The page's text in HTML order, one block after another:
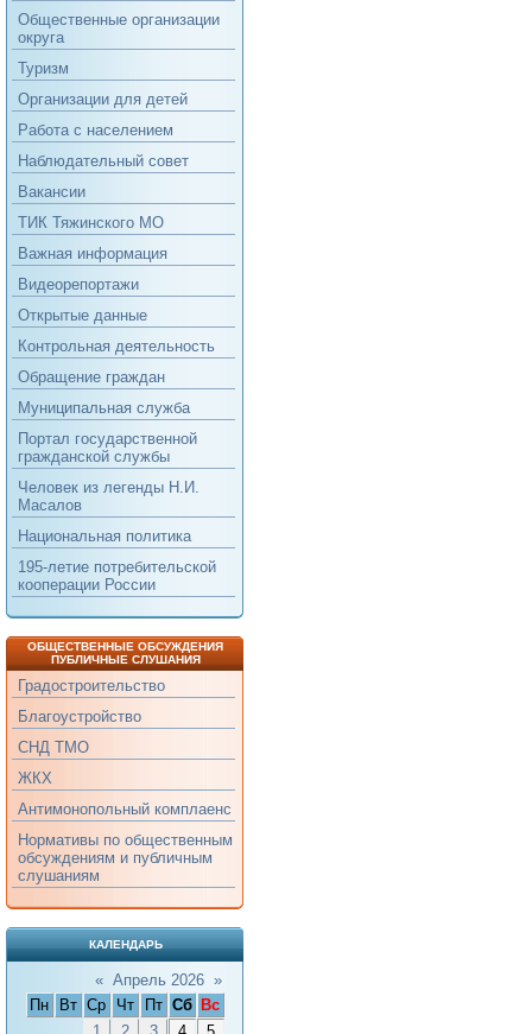
Общественные организации
округа
Туризм
Организации для детей
Работа с населением
Наблюдательный совет
Вакансии
ТИК Тяжинского МО
Важная информация
Видеорепортажи
Открытые данные
Контрольная деятельность
Обращение граждан
Муниципальная служба
Портал государственной
гражданской службы
Человек из легенды Н.И.
Масалов
Национальная политика
195-летие потребительской
кооперации России
ОБЩЕСТВЕННЫЕ ОБСУЖДЕНИЯ
ПУБЛИЧНЫЕ СЛУШАНИЯ
Градостроительство
Благоустройство
СНД ТМО
ЖКХ
Антимонопольный комплаенс
Нормативы по общественным
обсуждениям и публичным
слушаниям
КАЛЕНДАРЬ
« Апрель 2026 »
Пн
Вт Ср Чт Пт Сб
Вс